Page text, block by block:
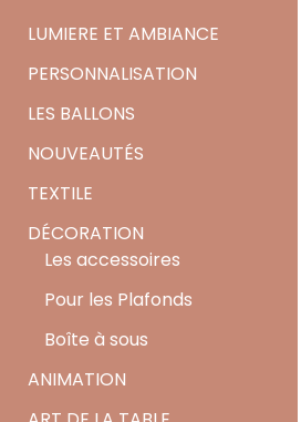
LUMIERE ET AMBIANCE
PERSONNALISATION
LES BALLONS
NOUVEAUTÉS
TEXTILE
DÉCORATION
Les accessoires
Pour les Plafonds
Boîte à sous
ANIMATION